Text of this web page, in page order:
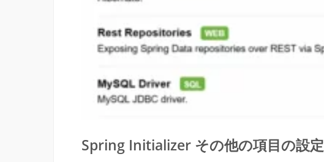
Spring Initializer その他の項目の設定